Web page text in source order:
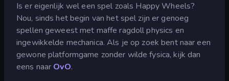
Is er eigenlijk wel een spel zoals Happy Wheels?
Nou, sinds het begin van het spel zijn er genoeg
spellen geweest met maffe ragdoll physics en
ingewikkelde mechanica. Als je op zoek bent naar een
gewone platformgame zonder wilde fysica, kijk dan
eens naar OvO.